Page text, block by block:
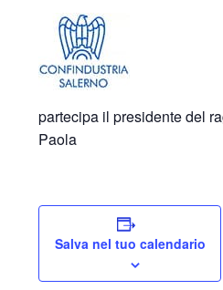
partecipa il presidente del
Paola
Salva nel tuo calendario